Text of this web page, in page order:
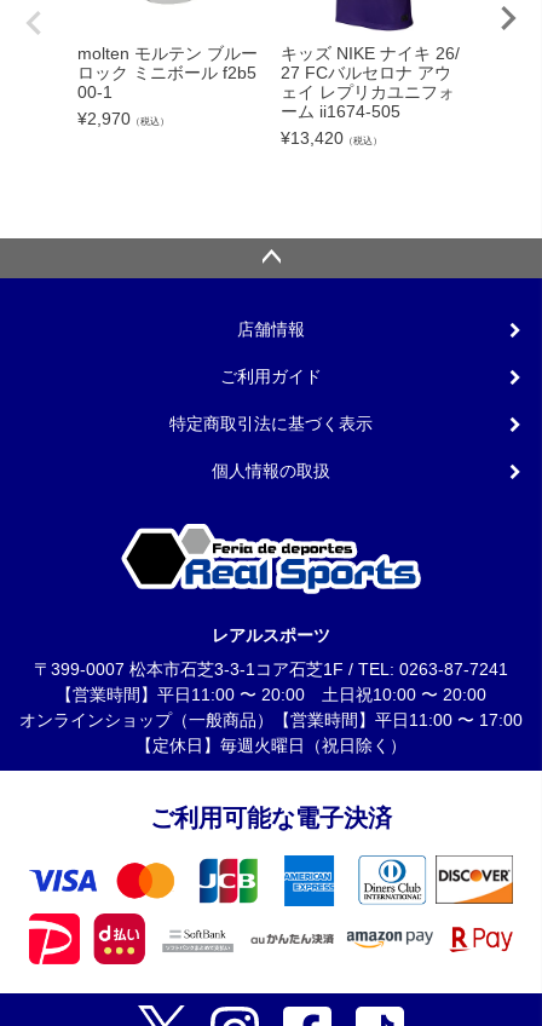
molten モルテン ブルー
ロック ミニボール f2b5
00-1
¥2,970 （税込）
キッズ NIKE ナイキ 26/
27 FCバルセロナ アウ
ェイ レプリカユニフォ
ーム ii1674-505
¥13,420 （税込）
店舗情報
ご利用ガイド
特定商取引法に基づく表示
個人情報の取扱
レアルスポーツ
〒399-0007 松本市石芝3-3-1コア石芝1F / TEL: 0263-87-7241
【営業時間】平日11:00 〜 20:00 土日祝10:00 〜 20:00
オンラインショップ（一般商品）【営業時間】平日11:00 〜 17:00
【定休日】毎週火曜日（祝日除く）
ご利用可能な電子決済